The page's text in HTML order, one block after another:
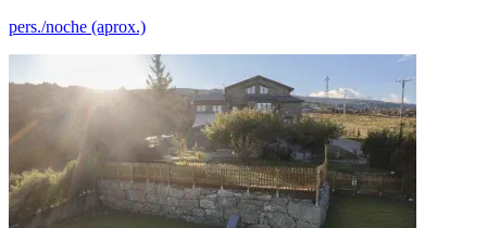
pers./noche (aprox.)